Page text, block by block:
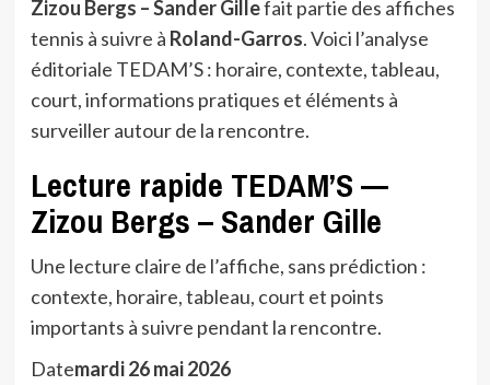
Zizou Bergs – Sander Gillefait partie des affiches
tennis à suivre à Roland-Garros. Voici l’analyse
éditoriale TEDAM’S : horaire, contexte, tableau,
court, informations pratiques et éléments à
surveiller autour de la rencontre.
Lecture rapide TEDAM’S —
Zizou Bergs – Sander Gille
Une lecture claire de l’affiche, sans prédiction :
contexte, horaire, tableau, court et points
importants à suivre pendant la rencontre.
Datemardi 26 mai 2026